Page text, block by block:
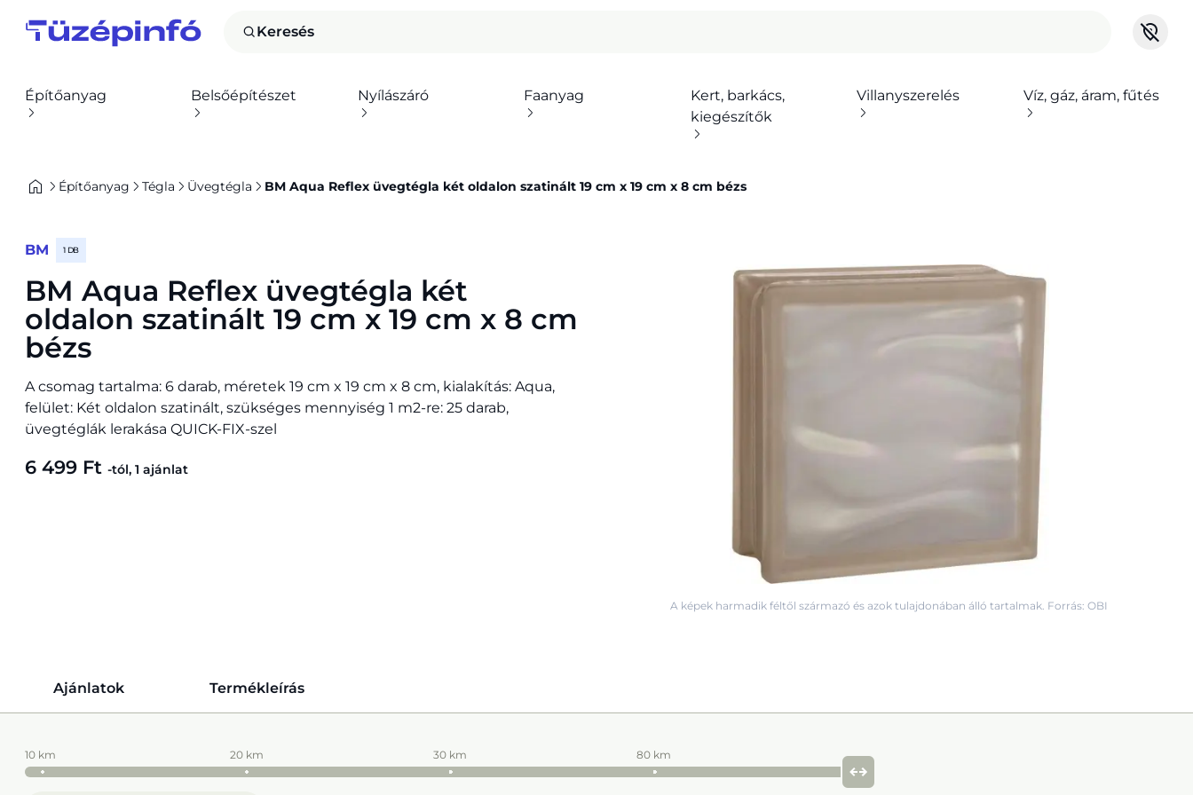
Keresés
Építőanyag Belsőépítészet Nyílászáró Faanyag
Kert, barkács,
kiegészítők
Villanyszerelés Víz, gáz, áram, fűtés
Építőanyag Tégla Üvegtégla BM Aqua Reflex üvegtégla két oldalon szatinált 19 cm x 19 cm x 8 cm bézs
BM 1 DB
BM Aqua Reflex üvegtégla két
oldalon szatinált 19 cm x 19 cm x 8 cm
bézs
A csomag tartalma: 6 darab, méretek 19 cm x 19 cm x 8 cm, kialakítás: Aqua,
felület: Két oldalon szatinált, szükséges mennyiség 1 m2-re: 25 darab,
üvegtéglák lerakása QUICK-FIX-szel
6 499 Ft -tól, 1 ajánlat
A képek harmadik féltől származó és azok tulajdonában álló tartalmak. Forrás: OBI
Ajánlatok Termékleírás
10 km 20 km 30 km 80 km